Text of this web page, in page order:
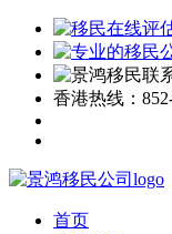
香港热线：
首页